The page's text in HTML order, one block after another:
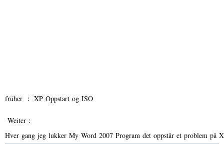
früher ： XP Oppstart og ISO
Weiter：
Hver gang jeg lukker My Word 2007 Program det oppstår et problem på